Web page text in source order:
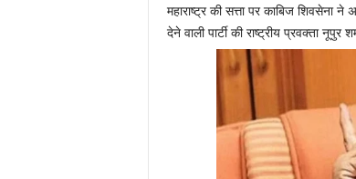
महाराष्ट्र की सत्ता पर काबिज शिवसेना ने
देने वाली पार्टी की राष्ट्रीय प्रवक्ता नूपुर